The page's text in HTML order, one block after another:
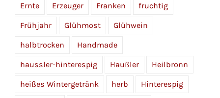
Ernte Erzeuger Franken fruchtig
Frühjahr Glühmost Glühwein
halbtrocken Handmade
haussler-hinterespig Haußler Heilbronn
heißes Wintergetränk herb Hinterespig